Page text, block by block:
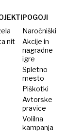
nit
POGOJI
Naročniški
Akcije in
nagradne
igre
Spletno
mesto
Piškotki
Avtorske
pravice
Volilna
kampanja